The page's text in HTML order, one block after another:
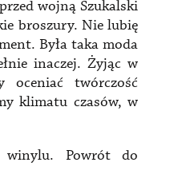
wojną Szukalski
broszury. Nie lubię
Była taka moda
inaczej. Żyjąc w
oceniać twórczość
klimatu czasów, w
Powrót do